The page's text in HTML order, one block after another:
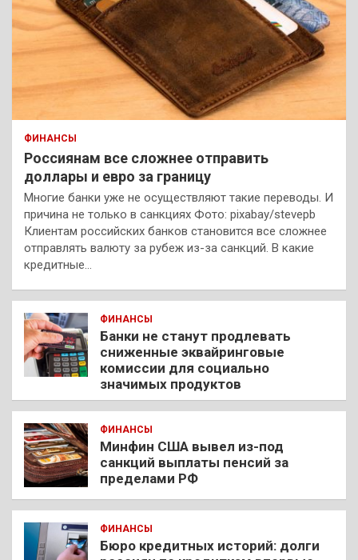
ФИНАНСЫ
Россиянам все сложнее отправить
доллары и евро за границу
Многие банки уже не осуществляют такие переводы. И
причина не только в санкциях Фото: pixabay/stevepb
Клиентам российских банков становится все сложнее
отправлять валюту за рубеж из-за санкций. В какие
кредитные…
ФИНАНСЫ
Банки не станут продлевать
сниженные эквайринговые
комиссии для социально
значимых продуктов
ФИНАНСЫ
Минфин США вывел из-под
санкций выплаты пенсий за
пределами РФ
ФИНАНСЫ
Бюро кредитных историй: долги